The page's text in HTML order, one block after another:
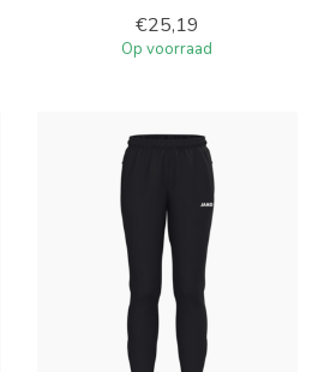
€25,19
Op voorraad